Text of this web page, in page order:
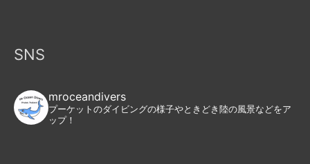
SNS
mroceandivers
プーケットのダイビングの様子やときどき陸の風景などをア
ップ！